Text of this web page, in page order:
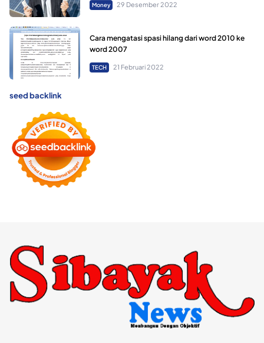
Money 29 Desember 2022
Cara mengatasi spasi hilang dari word 2010 ke
word 2007
TECH 21 Februari 2022
seed backlink